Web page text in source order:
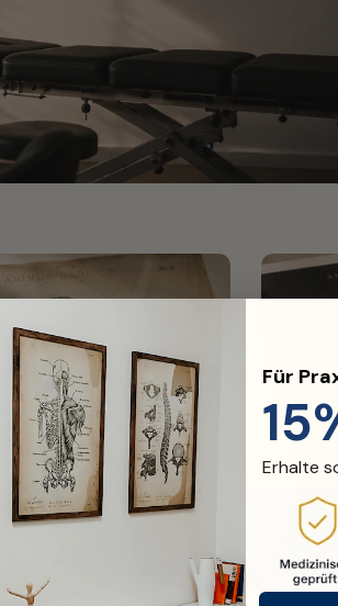
korrekt
ausgearbeitet.
UV-
Für
Erhalte